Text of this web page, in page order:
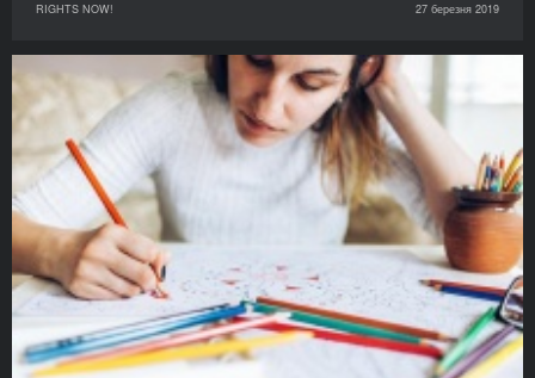
RIGHTS NOW! 27 березня 2019